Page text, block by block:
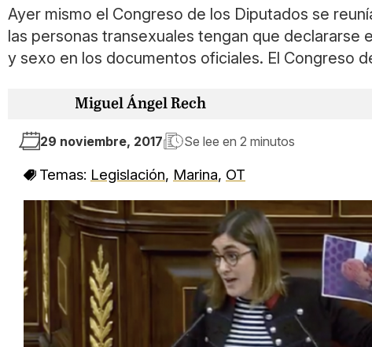
Ayer mismo el Congreso de los Diputados se
las personas transexuales tengan que
y sexo en los documentos oficiales. El Congreso
Miguel Ángel Rech
29 noviembre, 2017 Se lee en 2 minutos
Temas: Legislación, Marina, OT